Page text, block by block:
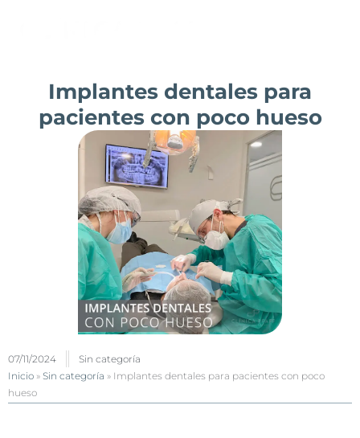
Implantes dentales para
pacientes con poco hueso
07/11/2024
Sin categoría
Inicio » Sin categoría » Implantes dentales para pacientes con poco
hueso